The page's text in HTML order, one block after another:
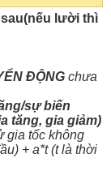
lười thì
ĐỘNG chưa
sự biến
tăng, gia giảm)
gia tốc không
+ a*t (t là thời